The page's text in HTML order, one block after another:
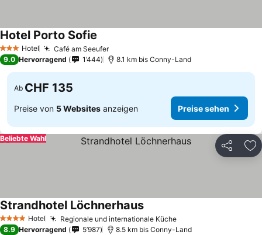
3 SterneHotel Café am SeeuferPreise sehen
Hotel Porto Sofie
9.0 Hervorragend 1’444 8.1 km bis Conny-Land
Ab CHF 135
Preise von 5 Websites anzeigen Preise sehen
Teilen
Beliebte Wahl
4 Sterne Hotel Regionale und internationale KüchePreise sehen
Strandhotel LöchnerhausPreise sehen
8.9 Hervorragend 5’987 8.5 km bis Conny-Land